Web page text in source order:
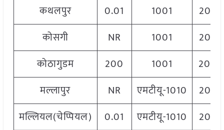
कथलपुर
0.01 1001
2060
कोसगी
NR 1001
2060
कोठागुडम
200 1001
2000
मल्लापुर
NR एमटीयू-1010
2060
मल्लियल(चेप्पियल)
0.01 एमटीयू-1010
2060